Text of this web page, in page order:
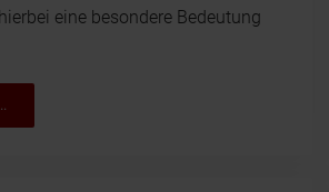
eine besondere Bedeutung